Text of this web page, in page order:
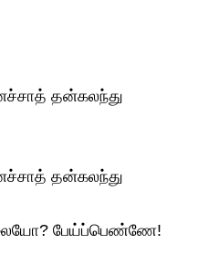
தன்கலந்து
தன்கலந்து
பேய்ப்பெண்ணே!